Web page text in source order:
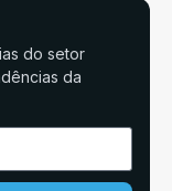
do setor
da